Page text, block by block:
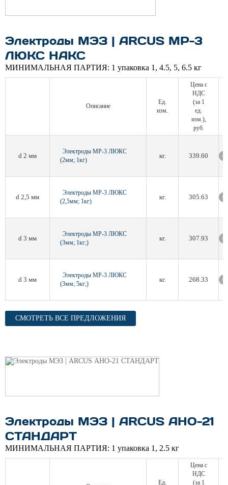
Электроды МЭЗ | ARCUS МР-3
ЛЮКС НАКС
МИНИМАЛЬНАЯ ПАРТИЯ: 1 упаковка 1, 4.5, 5, 6.5 кг
Описание
Ед.
изм.
Цена с
НДС
(за 1
ед.
изм.),
руб.
d 2 мм
Электроды МР-3 ЛЮКС
(2мм; 1кг)
кг. 339.60
d 2,5 мм
Электроды МР-3 ЛЮКС
(2,5мм; 1кг)
кг. 305.63
d 3 мм
Электроды МР-3 ЛЮКС
(3мм; 1кг;)
кг. 307.93
d 3 мм
Электроды МР-3 ЛЮКС
(3мм; 5кг;)
кг. 268.33
СМОТРЕТЬ ВСЕ ПРЕДЛОЖЕНИЯ
Электроды МЭЗ | ARCUS АНО-21
СТАНДАРТ
МИНИМАЛЬНАЯ ПАРТИЯ: 1 упаковка 1, 2.5 кг
Ед.
Цена с
НДС
(за 1